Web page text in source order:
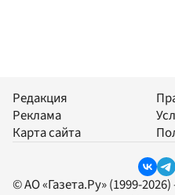
Редакция
Реклама
Карта сайта
© АО «Газета.Ру» (1999-